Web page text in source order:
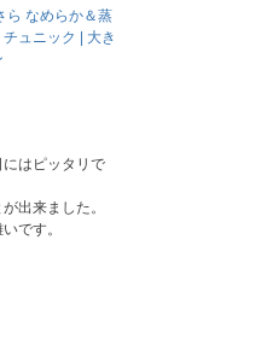
ら なめらか＆蒸
ュニック | 大き
はピッタリで
出来ました。
です。